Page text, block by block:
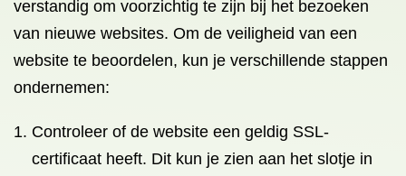
verstandig om voorzichtig te zijn bij het bezoeken
van nieuwe websites. Om de veiligheid van een
website te beoordelen, kun je verschillende stappen
ondernemen:
Controleer of de website een geldig SSL-
certificaat heeft. Dit kun je zien aan het slotje in